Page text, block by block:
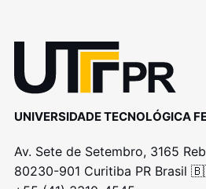
UNIVERSIDADE TECNOLÓGICA
Av. Sete de Setembro, 3165
80230-901 Curitiba PR Brasil